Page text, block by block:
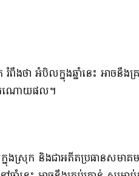
ងថា អំបិល​ក្នុងឆ្នាំនេះ អាច​នឹង​គ្
អំណោយផល​។​
រុក និង​ជា​អតីត​ប្រធាន​សមាគ